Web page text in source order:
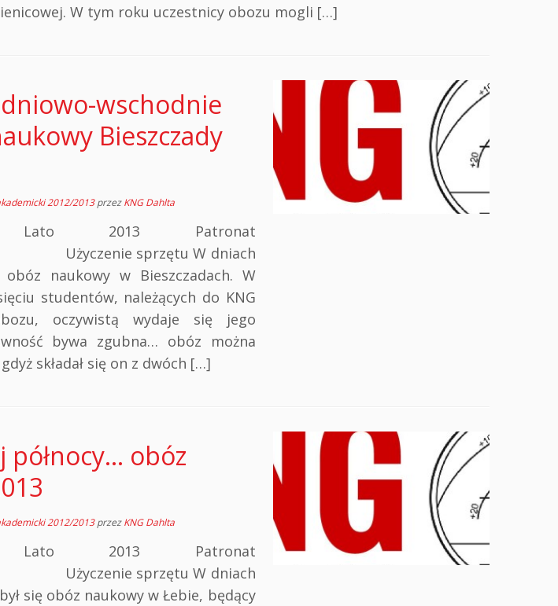
W tym roku uczestnicy obozu mogli […]
wschodnie
Bieszczady
2012/2013przezKNG Dahlta
Lato 2013 Patronat
sprzętu W dniach
obóz naukowy w Bieszczadach. W
studentów, należących do KNG
oczywistą wydaje się jego
bywa zgubna… obóz można
składał się on z dwóch […]
północy… obóz
2012/2013przezKNG Dahlta
Lato 2013 Patronat
sprzętu W dniach
się obóz naukowy w Łebie, będący